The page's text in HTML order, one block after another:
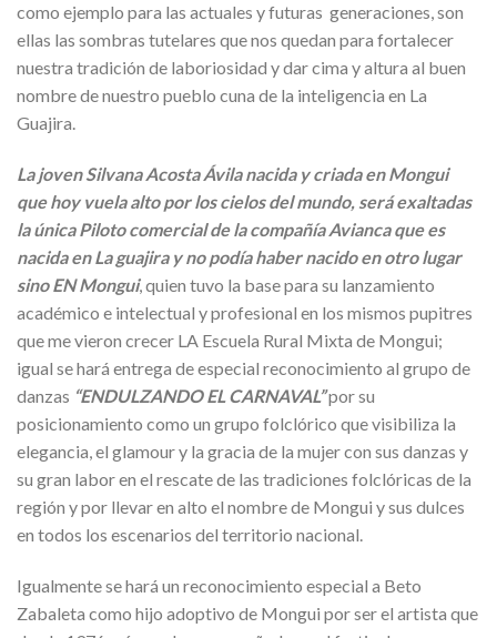
como ejemplo para las actuales y futuras generaciones, son
ellas las sombras tutelares que nos quedan para fortalecer
nuestra tradición de laboriosidad y dar cima y altura al buen
nombre de nuestro pueblo cuna de la inteligencia en La
Guajira.
La joven Silvana Acosta Ávila nacida y criada en Mongui
que hoy vuela alto por los cielos del mundo, será exaltadas
la única Piloto comercial de la compañía Avianca que es
nacida en La guajira y no podía haber nacido en otro lugar
sino EN Mongui, quien tuvo la base para su lanzamiento
académico e intelectual y profesional en los mismos pupitres
que me vieron crecer LA Escuela Rural Mixta de Mongui;
igual se hará entrega de especial reconocimiento al grupo de
danzas “ENDULZANDO EL CARNAVAL”por su
posicionamiento como un grupo folclórico que visibiliza la
elegancia, el glamour y la gracia de la mujer con sus danzas y
su gran labor en el rescate de las tradiciones folclóricas de la
región y por llevar en alto el nombre de Mongui y sus dulces
en todos los escenarios del territorio nacional.
Igualmente se hará un reconocimiento especial a Beto
Zabaleta como hijo adoptivo de Mongui por ser el artista que